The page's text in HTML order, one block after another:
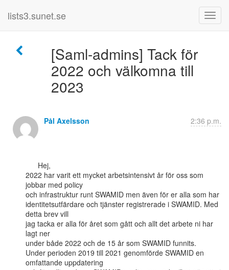
lists3.sunet.se
[Saml-admins] Tack för
2022 och välkomna till
2023
Pål Axelsson 2:36 p.m.
2022 har varit ett mycket arbetsintensivt år för oss som
jobbar med policy
och infrastruktur runt SWAMID men även för er alla som har
identitetsutfärdare och tjänster registrerade i SWAMID. Med
detta brev vill
jag tacka er alla för året som gått och allt det arbete ni har
lagt ner
under både 2022 och de 15 år som SWAMID funnits.
Under perioden 2019 till 2021 genomförde SWAMID en
omfattande uppdatering